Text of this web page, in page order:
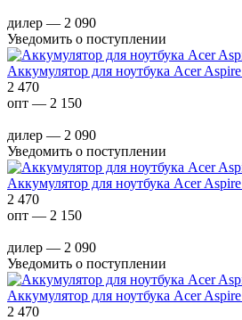
дилер — 2 090
Уведомить о поступлении
Аккумулятор для ноутбука Acer
2 470
опт — 2 150
дилер — 2 090
Уведомить о поступлении
Аккумулятор для ноутбука Acer
2 470
опт — 2 150
дилер — 2 090
Уведомить о поступлении
Аккумулятор для ноутбука Acer
2 470